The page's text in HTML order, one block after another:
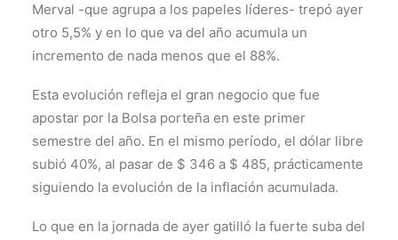
Merval -que agrupa a los papeles líderes- trepó ayer
otro 5,5% y en lo que va del año acumula un
incremento de nada menos que el 88%.
Esta evolución refleja el gran negocio que fue
apostar por la Bolsa porteña en este primer
semestre del año. En el mismo período, el dólar libre
subió 40%, al pasar de $ 346 a $ 485, prácticamente
siguiendo la evolución de la inflación acumulada.
Lo que en la jornada de ayer gatilló la fuerte suba del